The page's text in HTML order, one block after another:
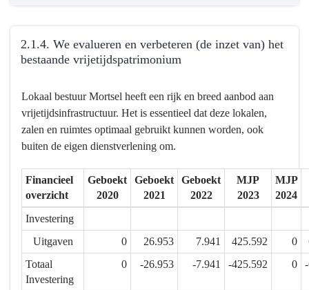
nieuwe
plekken
ontspanning,
natuur-,
sport-
2.1.4. We evalueren en verbeteren (de inzet van) het
bestaande vrijetijdspatrimonium
naar
navigatie
2.1.
Mortsel
heeft
breed
aanbod
aan
kwalitatieve
vrijetijds-
Lokaal bestuur Mortsel heeft een rijk en breed aanbod aan
vrijetijdsinfrastructuur. Het is essentieel dat deze lokalen,
zalen en ruimtes optimaal gebruikt kunnen worden, ook
buiten de eigen dienstverlening om.
Financieel
overzicht
Geboekt
2020
Geboekt
2021
Geboekt
2022
MJP
2023
MJP
2024
Investering
Uitgaven
0 26.953 7.941 425.592 0
Totaal
Investering
0 -26.953 -7.941 -425.592 0